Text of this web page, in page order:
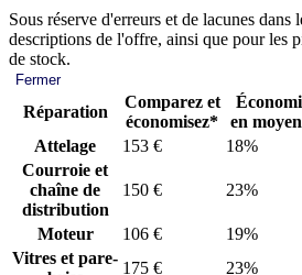
Sous réserve d'erreurs et de lacunes dans
descriptions de l'offre, ainsi que pour les
de stock.
Fermer
Réparation
Comparez et
économisez*
en
Attelage
153 € 18%
Courroie et
chaîne de
distribution
150 € 23%
Moteur 106 € 19%
Vitres et pare-
175 € 23%